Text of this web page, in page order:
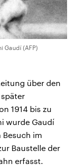
Gaudí (AFP)
über den
1914 bis zu
wurde Gaudí
im
Baustelle der
erfasst.